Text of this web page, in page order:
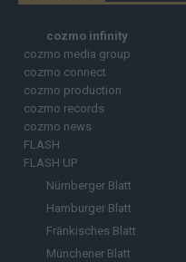
cozmo infinity
cozmo media group
cozmo connect
cozmo production
cozmo records
cozmo news
FLASH
FLASH UP
Nürnberger Blatt
Hamburger Blatt
Fränkisches Blatt
Münchener Blatt